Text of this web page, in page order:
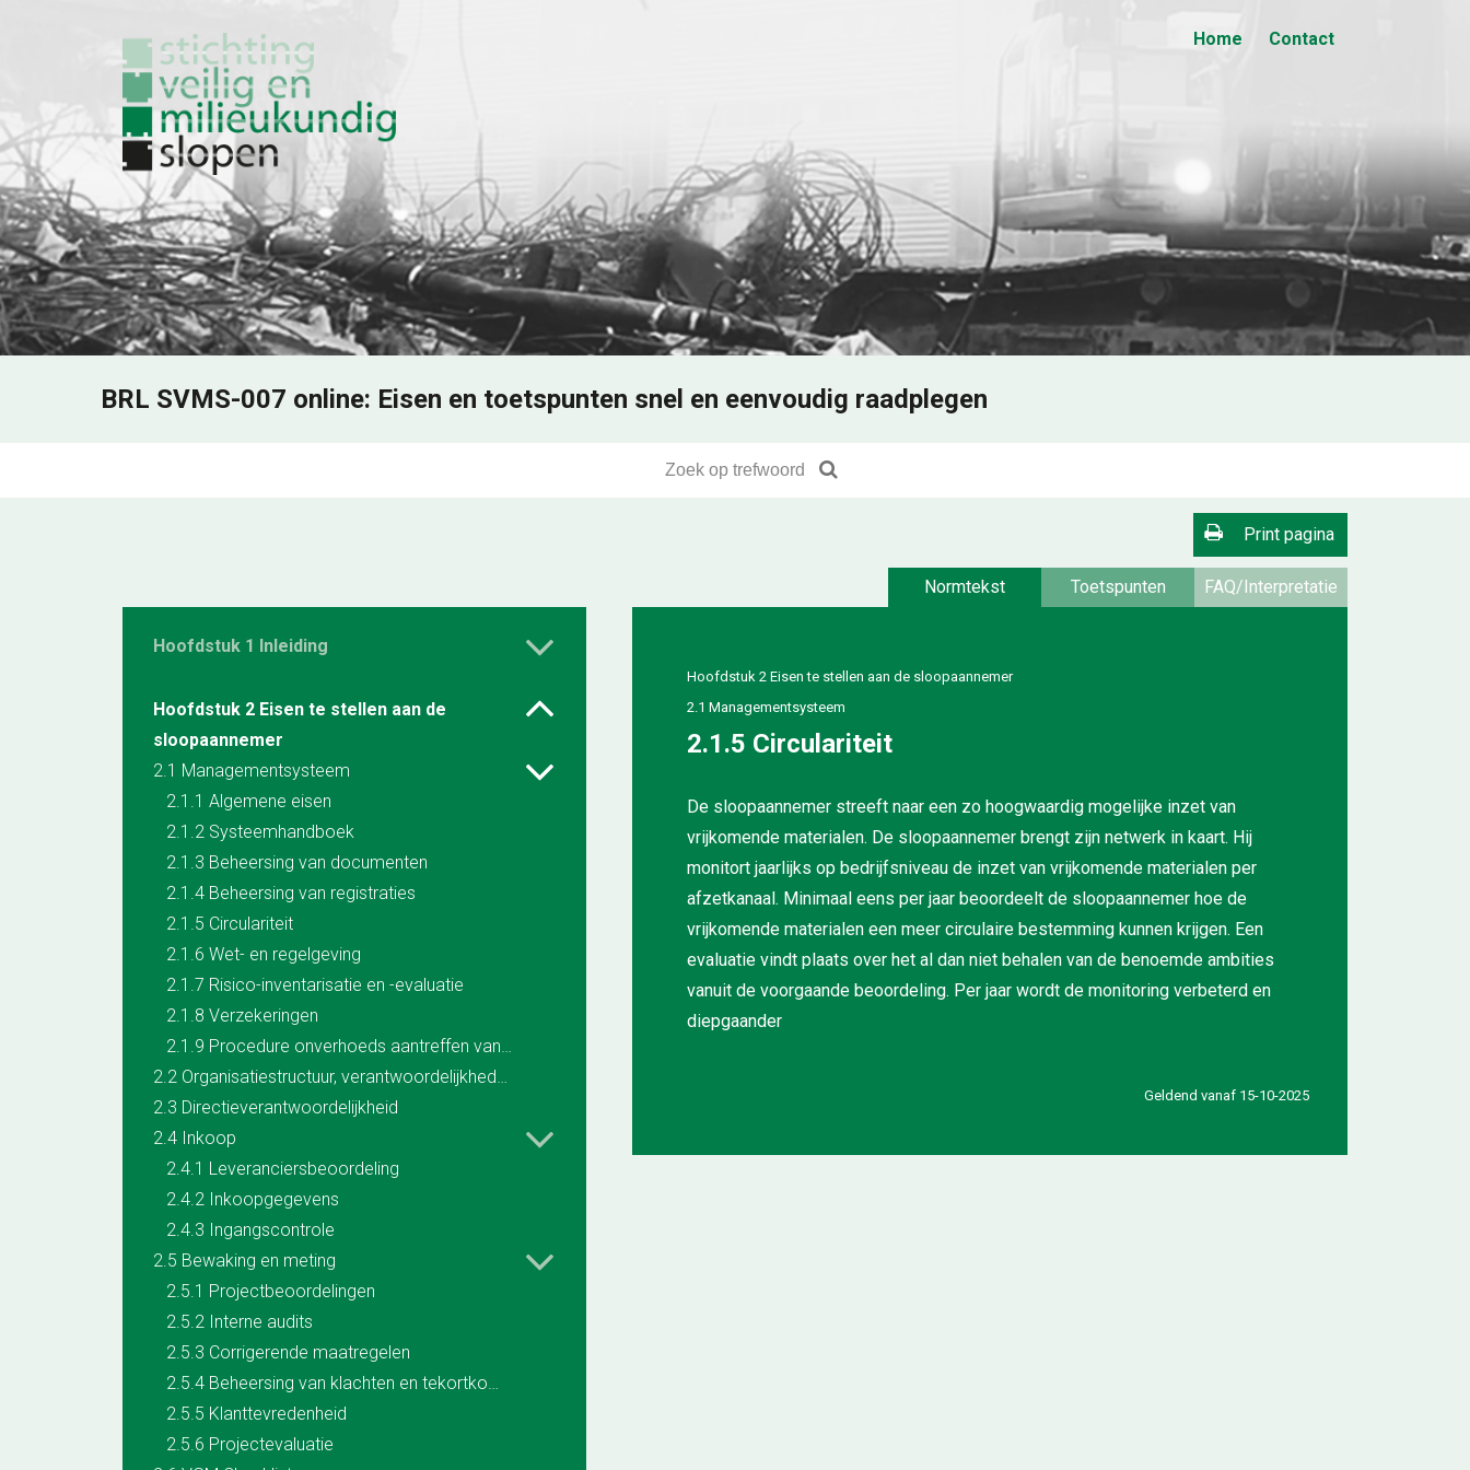
Home Contact
BRL SVMS-007 online: Eisen en toetspunten snel en eenvoudig raadplegen
Hoofdstuk 1 Inleiding
Hoofdstuk 2 Eisen te stellen aan de
sloopaannemer
2.1 Managementsysteem
2.1.1 Algemene eisen
2.1.2 Systeemhandboek
2.1.3 Beheersing van documenten
2.1.4 Beheersing van registraties
2.1.5 Circulariteit
2.1.6 Wet- en regelgeving
2.1.7 Risico-inventarisatie en -evaluatie
2.1.8 Verzekeringen
2.1.9 Procedure onverhoeds aantreffen van asbest
2.2 Organisatiestructuur, verantwoordelijkheden en bevoegdheden
2.3 Directieverantwoordelijkheid
2.4 Inkoop
2.4.1 Leveranciersbeoordeling
2.4.2 Inkoopgegevens
2.4.3 Ingangscontrole
2.5 Bewaking en meting
2.5.1 Projectbeoordelingen
2.5.2 Interne audits
2.5.3 Corrigerende maatregelen
2.5.4 Beheersing van klachten en tekortkomingen
2.5.5 Klanttevredenheid
2.5.6 Projectevaluatie
Print pagina
FAQ/Interpretatie
Toetspunten
Normtekst
Hoofdstuk 2 Eisen te stellen aan de sloopaannemer
2.1 Managementsysteem
2.1.5 Circulariteit
De sloopaannemer streeft naar een zo hoogwaardig mogelijke inzet van
vrijkomende materialen. De sloopaannemer brengt zijn netwerk in kaart. Hij
monitort jaarlijks op bedrijfsniveau de inzet van vrijkomende materialen per
afzetkanaal. Minimaal eens per jaar beoordeelt de sloopaannemer hoe de
vrijkomende materialen een meer circulaire bestemming kunnen krijgen. Een
evaluatie vindt plaats over het al dan niet behalen van de benoemde ambities
vanuit de voorgaande beoordeling. Per jaar wordt de monitoring verbeterd en
diepgaander
Geldend vanaf 15-10-2025